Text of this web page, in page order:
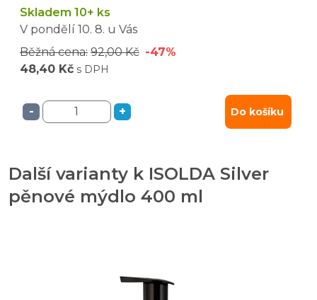
Skladem 10+ ks
V pondělí 10. 8. u Vás
Běžná cena: 92,00 Kč -47%
48,40 Kč s DPH
- + Do košíku
Další varianty k ISOLDA Silver
pěnové mýdlo 400 ml